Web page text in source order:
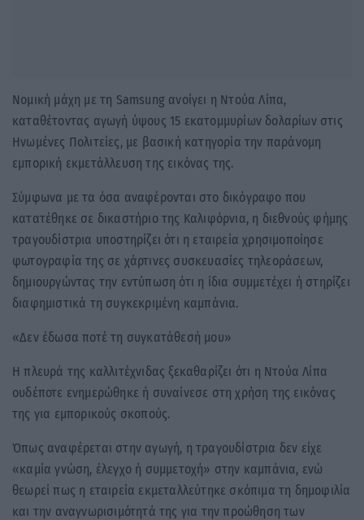
Νομική μάχη με τη Samsung ανοίγει η Ντούα Λίπα,
καταθέτοντας αγωγή ύψους 15 εκατομμυρίων δολαρίων στις
Ηνωμένες Πολιτείες, με βασική κατηγορία την παράνομη
εμπορική εκμετάλλευση της εικόνας της.
Σύμφωνα με τα όσα αναφέρονται στο δικόγραφο που
κατατέθηκε σε δικαστήριο της Καλιφόρνια, η διεθνούς φήμης
τραγουδίστρια υποστηρίζει ότι η εταιρεία χρησιμοποίησε
φωτογραφία της σε χάρτινες συσκευασίες τηλεοράσεων,
δημιουργώντας την εντύπωση ότι η ίδια συμμετέχει ή στηρίζει
διαφημιστικά τη συγκεκριμένη καμπάνια.
«Δεν έδωσα ποτέ τη συγκατάθεσή μου»
Η πλευρά της καλλιτέχνιδας ξεκαθαρίζει ότι η Ντούα Λίπα
ουδέποτε ενημερώθηκε ή συναίνεσε στη χρήση της εικόνας
της για εμπορικούς σκοπούς.
Όπως αναφέρεται στην αγωγή, η τραγουδίστρια δεν είχε
«καμία γνώση, έλεγχο ή συμμετοχή» στην καμπάνια, ενώ
θεωρεί πως η εταιρεία εκμεταλλεύτηκε σκόπιμα τη δημοφιλία
και την αναγνωρισιμότητά της για την προώθηση των